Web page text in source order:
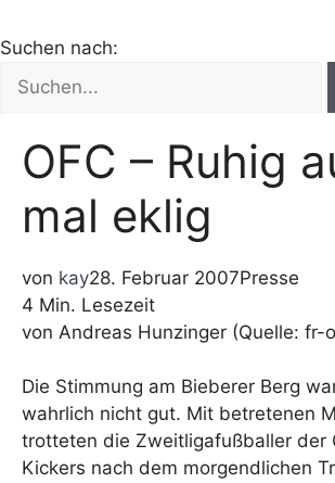
Suchen nach:
OFC – Ruhig
mal eklig
von kay28. Februar 2007Presse
4 Min. Lesezeit
von Andreas Hunzinger (Quelle: fr-
Die Stimmung am Bieberer Berg
wahrlich nicht gut. Mit betretenen
trotteten die Zweitligafußballer der
Kickers nach dem morgendlichen